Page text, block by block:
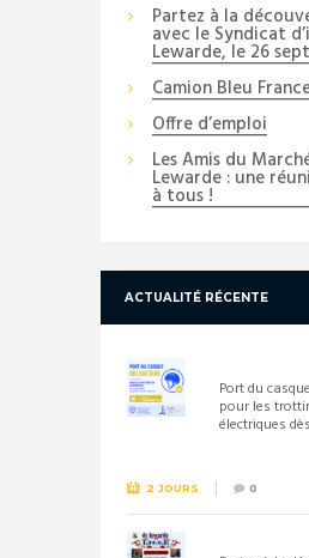
Partez à la
avec le Syndicat
Lewarde, le 26
Camion Bleu
Offre d’emploi
Les Amis du
Lewarde : une
à tous !
ACTUALITÉ RÉCENTE
Port du
pour les
électriques
2 JOURS 0